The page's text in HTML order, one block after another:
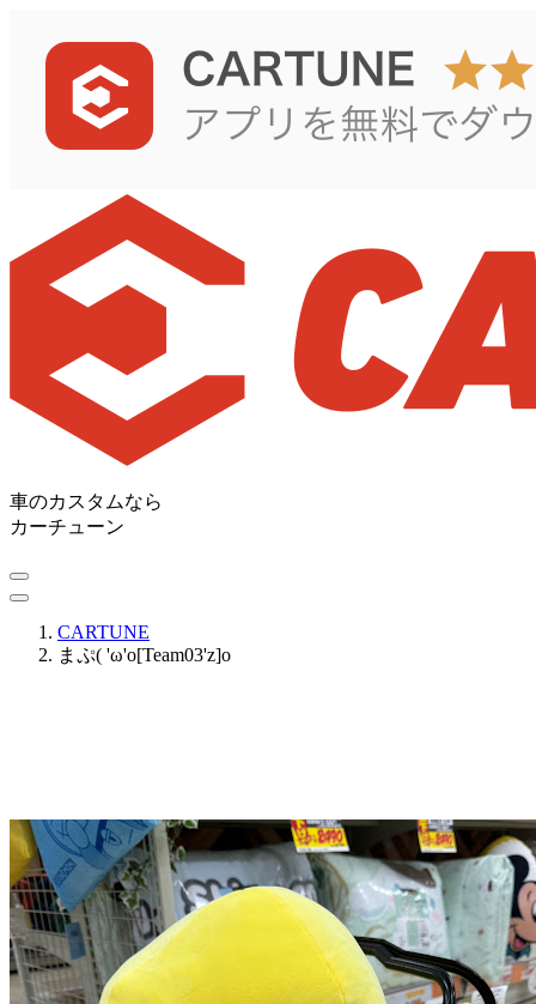
車のカスタムなら
カーチューン
CARTUNE
まぷ( 'ω'o[Team03'z]o